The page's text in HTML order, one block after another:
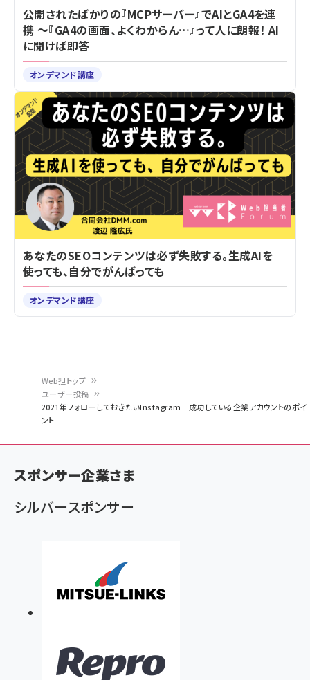
く
ず
Web担トップ
ユーザー投稿
2021年フォローしておきたいInstagram｜成功している企業アカウントのポイ
ント
公開されたばかりの『MCPサーバー』でAIとGA4を連
携 ～『GA4の画面、よくわからん…』って人に朗報！ AI
に聞けば即答
オンデマンド講座
あなたのSEOコンテンツは必ず失敗する。生成AIを
使っても、自分でがんばっても
オンデマンド講座
スポンサー企業さま
シルバースポンサー